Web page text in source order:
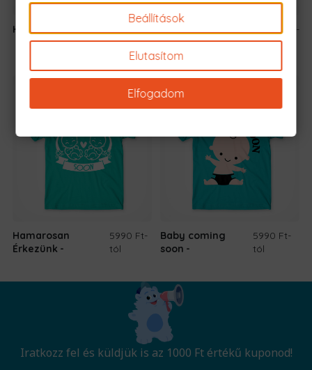
Helló Apa
Unokatesó Leszek
5990 Ft -
tól
Hamarosan
Érkezünk
5990 Ft-
tól
Baby coming
soon
5990 Ft-
tól
Iratkozz fel és küldjük is az 1000 Ft értékű kuponod!
Beállítások
Elutasítom
Elfogadom